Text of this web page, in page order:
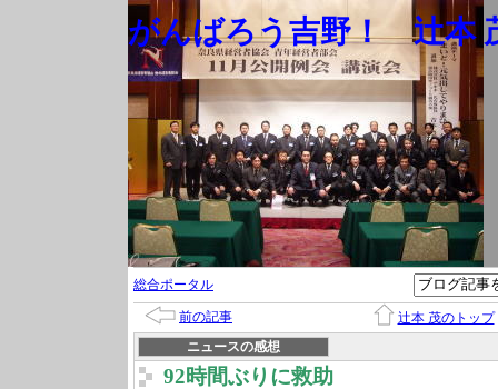
がんばろう吉野！ 辻本
総合ポータル
前の記事
辻本 茂のトップ
ニュースの感想
92時間ぶりに救助